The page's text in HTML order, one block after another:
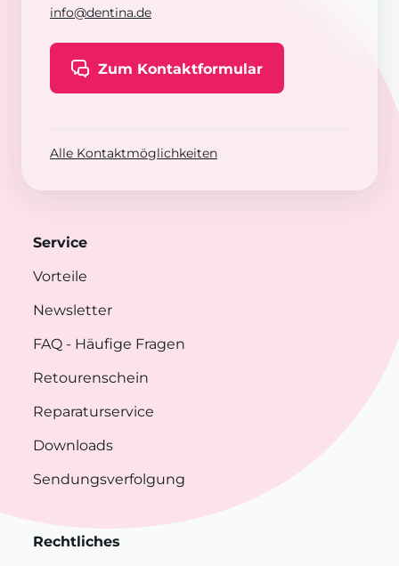
info@dentina.de
Zum Kontaktformular
Alle Kontaktmöglichkeiten
Service
Vorteile
Newsletter
FAQ - Häufige Fragen
Retourenschein
Reparaturservice
Downloads
Sendungsverfolgung
Rechtliches